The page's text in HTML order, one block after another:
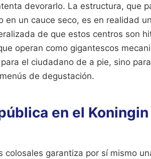
devorarlo. La estructura, que
un cauce seco, es en realidad
de que estos centros son
operan como gigantescos
el ciudadano de a pie, sino
de degustación.
en el
garantiza por sí mismo